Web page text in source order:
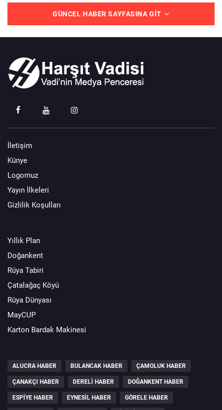
GÜNCEL HABER SAYFASINA GIT
İletişim
Künye
Logomuz
Yayın İlkeleri
Gizlilik Koşulları
Yıllık Plan
Doğankent
Rüya Tabiri
Çatalağaç Köyü
Rüya Dünyası
MayCUP
Karton Bardak Makinesi
ALUCRA HABER BULANCAK HABER ÇAMOLUK HABER
ÇANAKÇI HABER DERELI HABER DOĞANKENT HABER
ESPIYE HABER EYNESIL HABER GÖRELE HABER